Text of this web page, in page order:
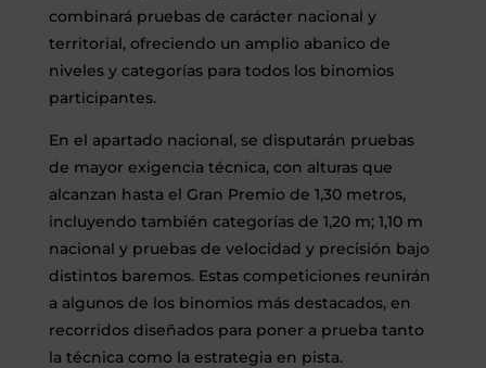
combinará pruebas de carácter nacional y
territorial, ofreciendo un amplio abanico de
niveles y categorías para todos los binomios
participantes.
En el apartado nacional, se disputarán pruebas
de mayor exigencia técnica, con alturas que
alcanzan hasta el Gran Premio de 1,30 metros,
incluyendo también categorías de 1,20 m; 1,10 m
nacional y pruebas de velocidad y precisión bajo
distintos baremos. Estas competiciones reunirán
a algunos de los binomios más destacados, en
recorridos diseñados para poner a prueba tanto
la técnica como la estrategia en pista.